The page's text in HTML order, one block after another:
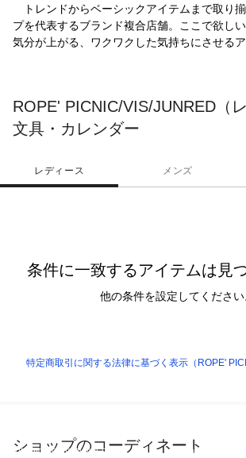
トレンドからベーシックアイテムまで取り
プを代表するブランド複合店舗。ここで欲しい
気分が上がる、ワクワクした気持ちにさせるア
ROPE' PICNIC/VIS/JUNRED（
文具・カレンダー
レディース メンズ
条件に一致するアイテムは見
他の条件を設定してください
特定商取引に関する法律に基づく表示（ROPE'
ショップのコーディネート
ROPE' PICNIC/VIS/JUNRED ROPE' PICNIC/